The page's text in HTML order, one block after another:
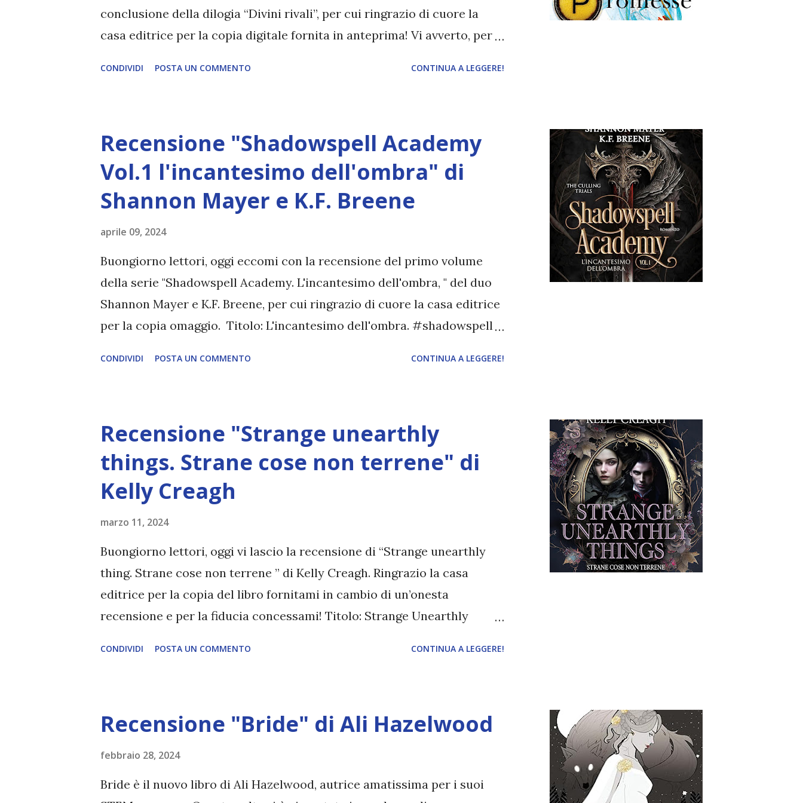
essere e...
conclusione della dilogia “Divini rivali”, per cui ringrazio di cuore la
casa editrice per la copia digitale fornita in anteprima! Vi avverto, per
Traduttore: Stefano Andrea Cresti "Dopo aver vissuto in prima persona
gli orrori della guerra, Iris è finalmente tornata a casa, ma la vita
hanno sue notizie da settimane, l’esercito di Dacre continua ad
avanzare puntando verso Oath, mentre i suoi abitanti, ostili e diffidenti
Attie v...
CONDIVIDI POSTA UN COMMENTO CONTINUA A LEGGERE!
Recensione "Shadowspell Academy
Vol.1 l'incantesimo dell'ombra" di
Shannon Mayer e K.F. Breene
aprile 09, 2024
Buongiorno lettori, oggi eccomi con la recensione del primo volume
della serie "Shadowspell Academy. L'incantesimo dell'ombra, " del duo
Shannon Mayer e K.F. Breene, per cui ringrazio di cuore la casa editrice
per la copia omaggio. Titolo: L'incantesimo dell'ombra. #shadowspell
condanna a morte sotto forma di invito, non avevo idea che quelle
parole avrebbero potuto cambiare la mia vita. Mio fratello minore è
stato scelto per entrare nella prestigiosa e segretissima scuola di
magia, la Shadowspell Academy, nascosta tra le pieghe del nostro
mondo. È un luogo così insidioso che nessuno garantisce che una volta
verr...
CONDIVIDI POSTA UN COMMENTO CONTINUA A LEGGERE!
Recensione "Strange unearthly
things. Strane cose non terrene" di
Kelly Creagh
marzo 11, 2024
Buongiorno lettori, oggi vi lascio la recensione di “Strange unearthly
thing. Strane cose non terrene ” di Kelly Creagh. Ringrazio la casa
editrice per la copia del libro fornitami in cambio di un’onesta
recensione e per la fiducia concessami! Titolo: Strange Unearthly
soprannaturali. Cresciuta orfana, ora che è maggiorenne deve lasciare
presso la tenuta di Fairfax Hall: un’indagine sulla proprietà che richiede
CONDIVIDI POSTA UN COMMENTO CONTINUA A LEGGERE!
Recensione "Bride" di Ali Hazelwood
febbraio 28, 2024
Bride è il nuovo libro di Ali Hazelwood, autrice amatissima per i suoi